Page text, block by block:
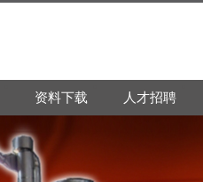
资料下载 人才招聘